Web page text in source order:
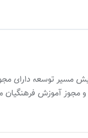
توسعه دارای
و مجوز آموزش